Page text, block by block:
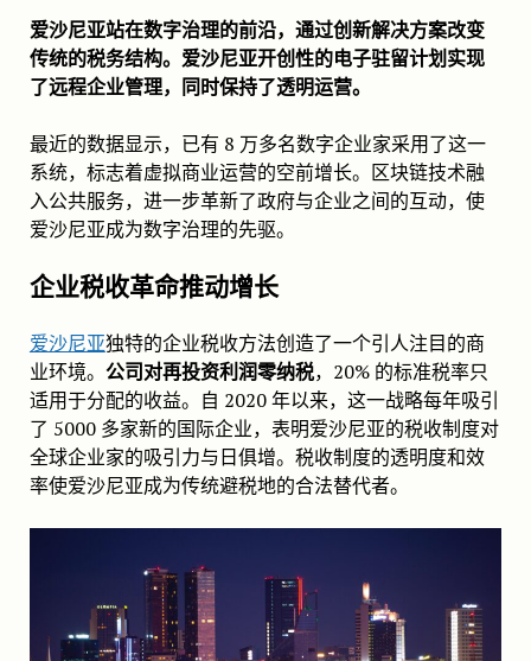
爱沙尼亚站在数字治理的前沿，通过创新解决方案改变
传统的税务结构。爱沙尼亚开创性的电子驻留计划实现
了远程企业管理，同时保持了透明运营。
最近的数据显示，已有 8 万多名数字企业家采用了这一
系统，标志着虚拟商业运营的空前增长。区块链技术融
入公共服务，进一步革新了政府与企业之间的互动，使
爱沙尼亚成为数字治理的先驱。
企业税收革命推动增长
爱沙尼亚独特的企业税收方法创造了一个引人注目的商
业环境。 公司对再投资利润零纳税，20% 的标准税率只
适用于分配的收益。自 2020 年以来，这一战略每年吸引
了 5000 多家新的国际企业，表明爱沙尼亚的税收制度对
全球企业家的吸引力与日俱增。税收制度的透明度和效
率使爱沙尼亚成为传统避税地的合法替代者。